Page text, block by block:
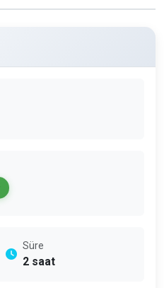
Süre
2 saat